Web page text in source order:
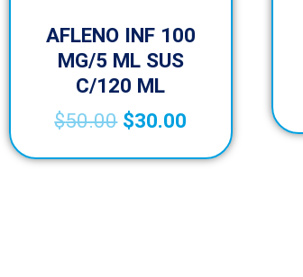
AFLENO INF 100
MG/5 ML SUS
C/120 ML
$50.00 $30.00